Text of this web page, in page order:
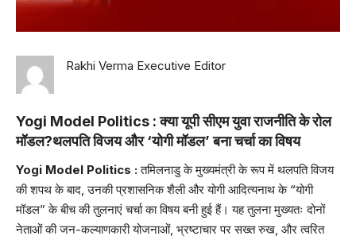
Rakhi Verma Executive Editor
Yogi Model Politics :क्या यूपी सीएम युवा राजनीति के रोल
मॉडल?थलपति विजय और ‘योगी मॉडल’ बना चर्चा का विषय
Yogi Model Politics :तमिलनाडु के मुख्यमंत्री के रूप में थलपति विजय
की शपथ के बाद, उनकी प्रशासनिक शैली और योगी आदित्यनाथ के “योगी
मॉडल” के बीच की तुलनाएं चर्चा का विषय बनी हुई हैं। यह तुलना मुख्यतः दोनों
नेताओं की जन-कल्याणकारी योजनाओं, भ्रष्टाचार पर सख्त रुख, और त्वरित